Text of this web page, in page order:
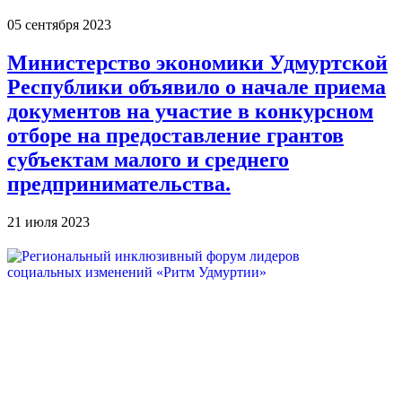
05 сентября 2023
Министерство экономики Удмуртской
Республики объявило о начале приема
документов на участие в конкурсном
отборе на предоставление грантов
субъектам малого и среднего
предпринимательства.
21 июля 2023